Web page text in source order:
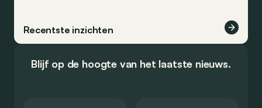
Recentste inzichten
Blijf op de hoogte van het laatste nieuws.